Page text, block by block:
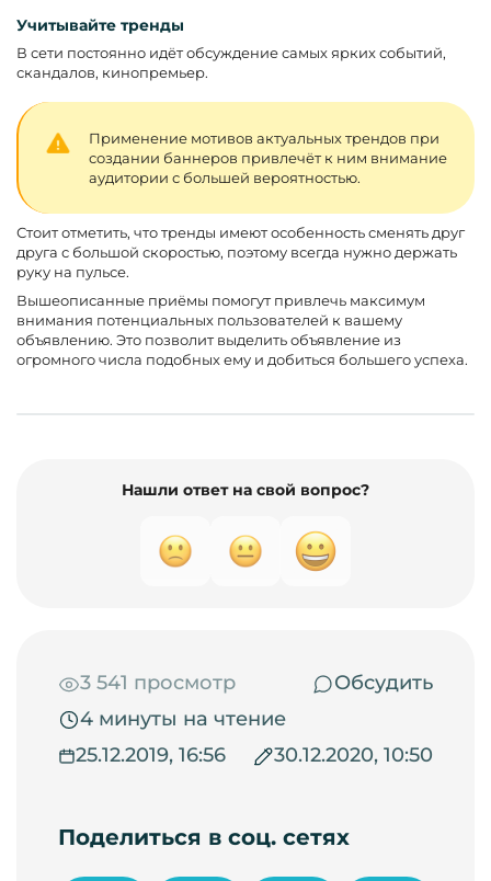
Учитывайте тренды
В сети постоянно идёт обсуждение самых ярких событий,
скандалов, кинопремьер.
Применение мотивов актуальных трендов при
создании баннеров привлечёт к ним внимание
аудитории с большей вероятностью.
Стоит отметить, что тренды имеют особенность сменять друг
друга с большой скоростью, поэтому всегда нужно держать
руку на пульсе.
Вышеописанные приёмы помогут привлечь максимум
внимания потенциальных пользователей к вашему
объявлению. Это позволит выделить объявление из
огромного числа подобных ему и добиться большего успеха.
Нашли ответ на свой вопрос?
3 541 просмотр
Обсудить
4 минуты на чтение
25.12.2019, 16:56
30.12.2020, 10:50
Поделиться в соц. сетях